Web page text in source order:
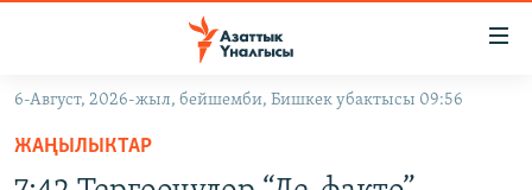
Навигацияга
өтүңүз
6-Август, 2026-жыл, бейшемби, Бишкек убактысы 09:56
ЖАҢЫЛЫКТАР